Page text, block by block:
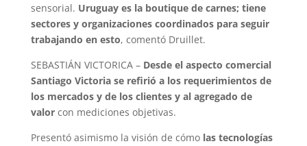
sensorial. Uruguay es la boutique de carnes; tiene
sectores y organizaciones coordinados para seguir
trabajando en esto, comentó Druillet.
SEBASTIÁN VICTORICA – Desde el aspecto comercial
Santiago Victoria se refirió a los requerimientos de
los mercados y de los clientes y al agregado de
valorcon mediciones objetivas.
Presentó asimismo la visión de cómo las tecnologías